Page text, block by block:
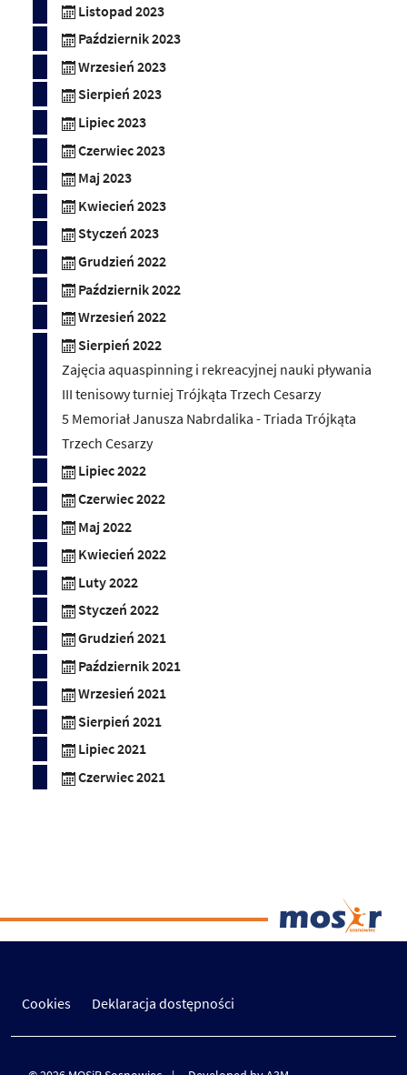
Listopad 2023
Październik 2023
Wrzesień 2023
Sierpień 2023
Lipiec 2023
Czerwiec 2023
Maj 2023
Kwiecień 2023
Styczeń 2023
Grudzień 2022
Październik 2022
Wrzesień 2022
Sierpień 2022
Zajęcia aquaspinning i rekreacyjnej nauki pływania
III tenisowy turniej Trójkąta Trzech Cesarzy
5 Memoriał Janusza Nabrdalika - Triada Trójkąta
Trzech Cesarzy
Lipiec 2022
Czerwiec 2022
Maj 2022
Kwiecień 2022
Luty 2022
Styczeń 2022
Grudzień 2021
Październik 2021
Wrzesień 2021
Sierpień 2021
Lipiec 2021
Czerwiec 2021
Cookies Deklaracja dostępności